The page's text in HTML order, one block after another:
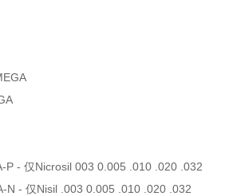
P - 仅Nicrosil 003 0.005 .010 .020 .032
N - 仅Nisil .003 0.005 .010 .020 .032